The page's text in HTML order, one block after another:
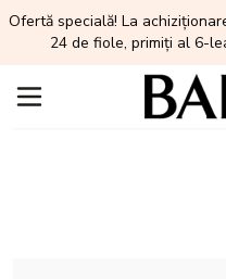
Ofertă specială! La
24 de fiole, primiți al 6-